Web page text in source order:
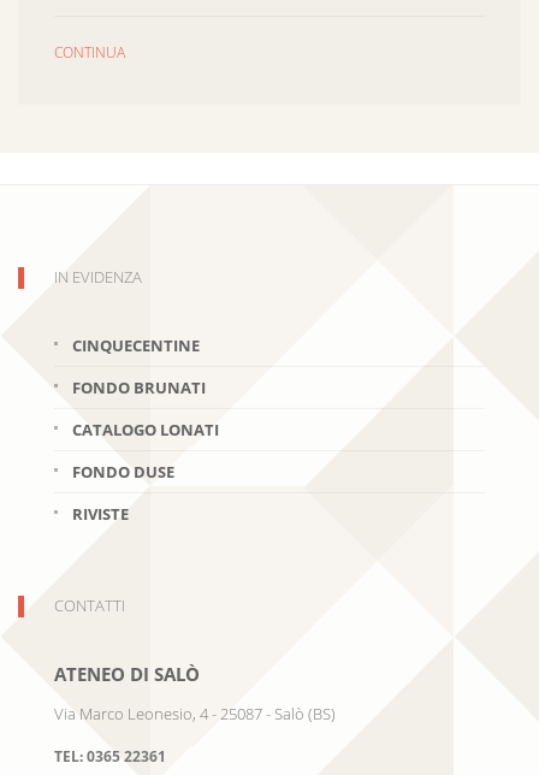
CONTINUA
IN EVIDENZA
CINQUECENTINE
FONDO BRUNATI
CATALOGO LONATI
FONDO DUSE
RIVISTE
CONTATTI
ATENEO DI SALÒ
Via Marco Leonesio, 4- 25087- Salò (BS)
TEL:0365 22361